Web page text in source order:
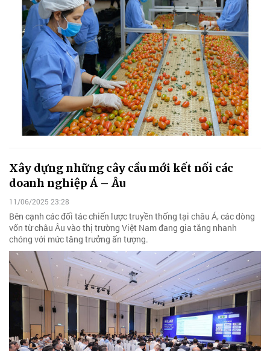
Xây dựng những cây cầu mới kết nối các
doanh nghiệp Á – Âu
11/06/2025 23:28
Bên cạnh các đối tác chiến lược truyền thống tại châu Á, các dòng
vốn từ châu Âu vào thị trường Việt Nam đang gia tăng nhanh
chóng với mức tăng trưởng ấn tượng.